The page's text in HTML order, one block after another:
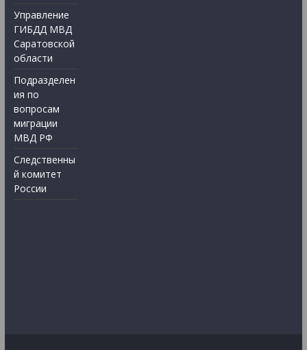
Управление
ГИБДД МВД
Саратовской
области
Подразделен
ия по
вопросам
миграции
МВД РФ
Следственны
й комитет
России